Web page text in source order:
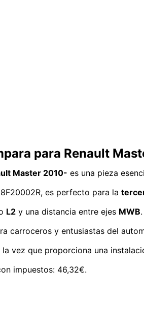
para Renault
Master 2010- es una pieza
es perfecto para la
L2 y una distancia entre ejes MWB
carroceros y entusiastas del
vez que proporciona una
impuestos: 46,32€.